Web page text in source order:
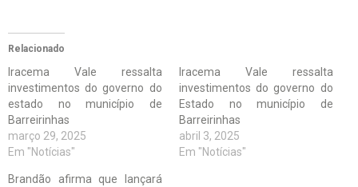
Relacionado
Iracema Vale ressalta
investimentos do governo do
estado no município de
Barreirinhas
março 29, 2025
Em "Notícias"
Iracema Vale ressalta
investimentos do governo do
Estado no município de
Barreirinhas
abril 3, 2025
Em "Notícias"
Brandão afirma que lançará